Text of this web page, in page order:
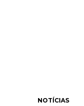
NOTÍCIAS